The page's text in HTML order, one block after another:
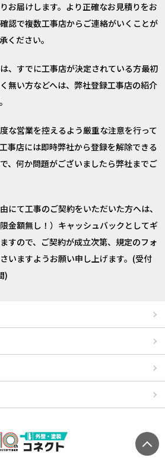
お届けします。より正確なお見積りをお
認で複数工事店からご連絡がいくことが
ください。
、すでに工事店が決定されている方最初
無い方などへは、弊社登録工事店の紹介
な営業を控えるよう厳重な注意を行って
事店には即時弊社から登録を解除できる
、何か問題がございましたら弊社までご
にて工事のご契約をいただいた方へは、
金額無し！）キャッシュバックとしてギ
すので、ご契約が成立次第、規定のフォ
いますようお願い申し上げます。(受付
)